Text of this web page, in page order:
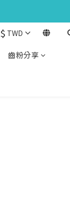
$ TWD
齒粉分享